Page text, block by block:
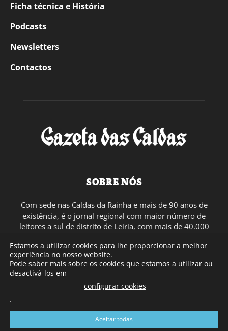
Ficha técnica e História
Podcasts
Newsletters
Contactos
SOBRE NÓS
Com sede nas Caldas da Rainha e mais de 90 anos de
existência, é o jornal regional com maior número de
leitores a sul de distrito de Leiria, com mais de 40.000
leitores por toda a região Oeste. Jornal com distribuição
em Portugal Continental e assinatura online.
SIGA-NOS
Estamos a utilizar cookies para lhe proporcionar a melhor
experiência no nosso website.
Pode saber mais sobre os cookies que estamos a utilizar ou
desactivá-los em
configurar cookies
.
Aceitar todas